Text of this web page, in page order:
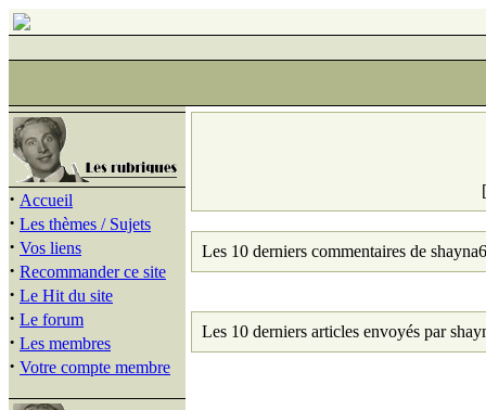
· Accueil
· Les thèmes / Sujets
· Vos liens
· Recommander ce site
· Le Hit du site
· Le forum
· Les membres
· Votre compte membre
Les 10 derniers commentaires de
Les 10 derniers articles envoyés par